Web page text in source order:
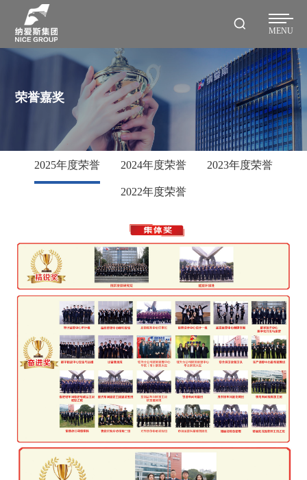
MENU
荣誉嘉奖
2025年度荣誉 2024年度荣誉 2023年度荣誉
2022年度荣誉